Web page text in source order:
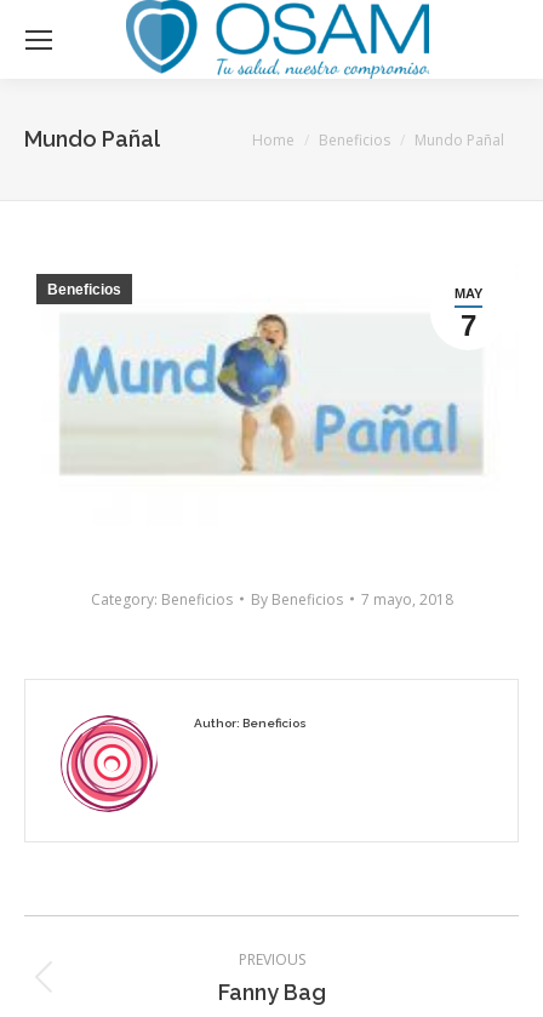
Mundo Pañal You are here:
Home Beneficios Mundo Pañal
MAY
7
Beneficios
Category: Beneficios By Beneficios 7 mayo, 2018
Author: Beneficios
navigation
PREVIOUS
Previous
Fanny Bag